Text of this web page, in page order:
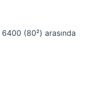
(80²) arasında